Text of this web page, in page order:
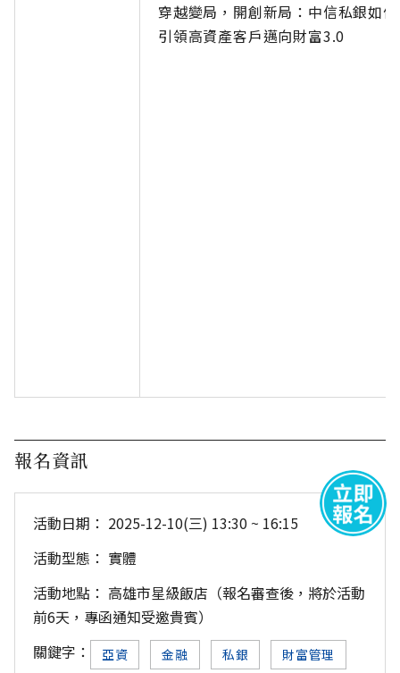
穿越變局，開創新局：中信私銀如何
引領高資產客戶邁向財富3.0
報名資訊
活動日期： 2025-12-10(三) 13:30 ~ 16:15
活動型態： 實體
活動地點： 高雄市星級飯店（報名審查後，將於活動
前6天，專函通知受邀貴賓）
關鍵字：
亞資 金融 私銀 財富管理